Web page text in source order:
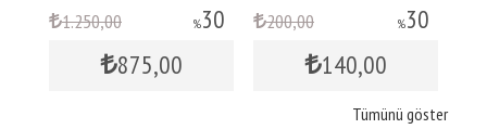
%30
1.250,00
875,00
%30
200,00
140,00
Tümünü göster